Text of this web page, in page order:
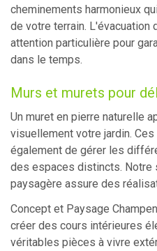
cheminements harmonieux
de votre terrain. L'évacuation
attention particulière pour
dans le temps.
Murs et murets pour
Un muret en pierre naturelle
visuellement votre jardin.
également de gérer les
des espaces distincts. Notre
paysagère assure des
Concept et Paysage
créer des cours intérieures
véritables pièces à vivre